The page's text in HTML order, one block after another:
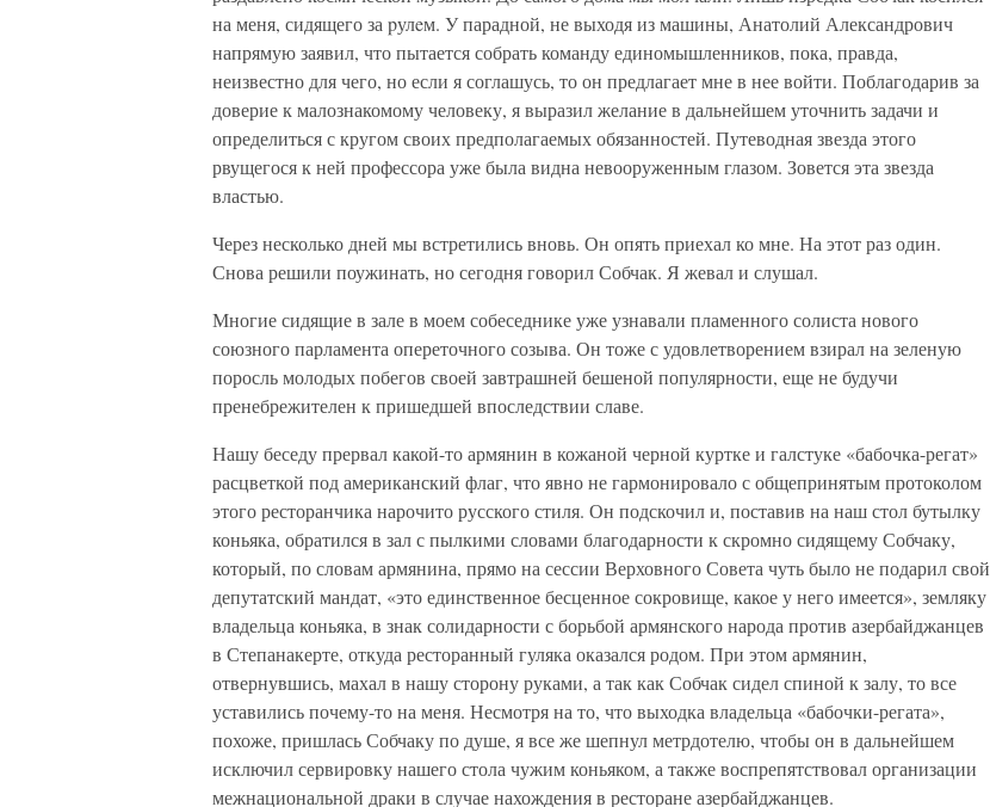
на меня, сидящего за pулeм. У парадной, не выходя из машины, Анатолий Александрович
напрямую заявил, что пытается собрать команду единомышленников, пока, правда,
неизвестно для чего, но если я соглашусь, то он предлагает мне в нее войти. Поблагодарив за
доверие к малознакомому человеку, я выразил желание в дальнейшем уточнить задачи и
определиться с кругом своих предполагаемых обязанностей. Путеводная звезда этого
рвущегося к ней профессора уже была видна невооруженным глазом. Зовется эта звезда
властью.
Через несколько дней мы встретились вновь. Он опять приехал ко мне. На этот раз один.
Снова решили поужинать, но сегодня говорил Собчак. Я жевал и слушал.
Многие сидящие в зале в моем собеседнике уже узнавали пламенного солиста нового
союзного парламента опереточного созыва. Он тоже с удовлетворением взирал на зеленую
поросль молодых побегов своей завтрашней бешеной популярности, еще не будучи
пренебрежителен к пришедшей впоследствии славе.
Нашу беседу прервал какой-то армянин в кожаной черной куртке и галстуке «бабочка-регат»
расцветкой под американский флаг, что явно не гармонировало с общепринятым протоколом
этого ресторанчика нарочито русского стиля. Он подскочил и, поставив на наш стол бутылку
коньяка, обратился в зал с пылкими словами благодарности к скромно сидящему Собчаку,
который, по словам армянина, прямо на сессии Верховного Совета чуть было не подарил свой
депутатский мандат, «это единственное бесценное сокровище, какое у него имеется», земляку
владельца коньяка, в знак солидарности с борьбой армянского народа против азербайджанцев
в Степанакерте, откуда ресторанный гуляка оказался родом. При этом армянин,
отвернувшись, махал в нашу сторону руками, а так как Собчак сидел спиной к залу, то все
уставились почему-то на меня. Несмотря на то, что выходка владельца «бабочки-регата»,
похоже, пришлась Собчаку по душе, я все же шепнул метрдотелю, чтобы он в дальнейшем
исключил сервировку нашего стола чужим коньяком, а также воспрепятствовал организации
межнациональной драки в случае нахождения в ресторане азербайджанцев.